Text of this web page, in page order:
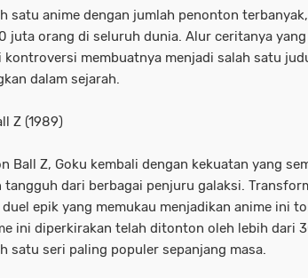
satu anime dengan jumlah penonton
juta orang di seluruh dunia. Alur ceritanya
kontroversi membuatnya menjadi salah satu
dalam sejarah.
Z (1989)
Ball Z, Goku kembali dengan kekuatan yang
tangguh dari berbagai penjuru galaksi.
epik yang memukau menjadikan anime ini
ini diperkirakan telah ditonton oleh lebih dari
satu seri paling populer sepanjang masa.